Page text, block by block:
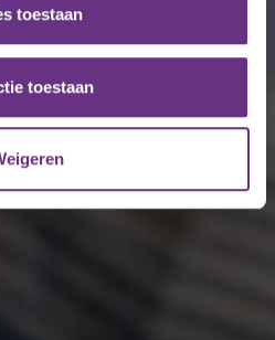
te analyseren. Ook delen we
adverteren en analyse. Deze
combineren met andere
gebruik van hun services.
elk moment wijzigen of
toestaan
toestaan